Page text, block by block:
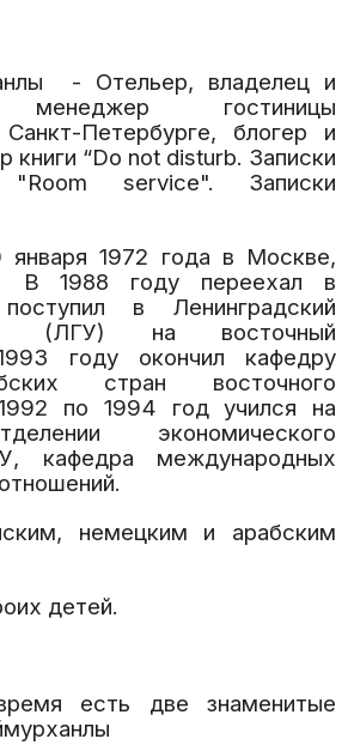
- Отельер, владелец и
менеджер гостиницы
Петербурге, блогер и
книги “Do not disturb. Записки
service". Записки
января 1972 года в Москве,
В 1988 году переехал в
в Ленинградский
(ЛГУ) на восточный
году окончил кафедру
стран восточного
по 1994 год учился на
экономического
кафедра международных
немецким и арабским
детей.
есть две знаменитые